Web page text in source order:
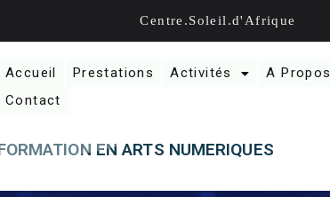
Accueil Prestations Activités A Propos
Contact
EN ARTS NUMERIQUES
Centre.Soleil.d'Afrique